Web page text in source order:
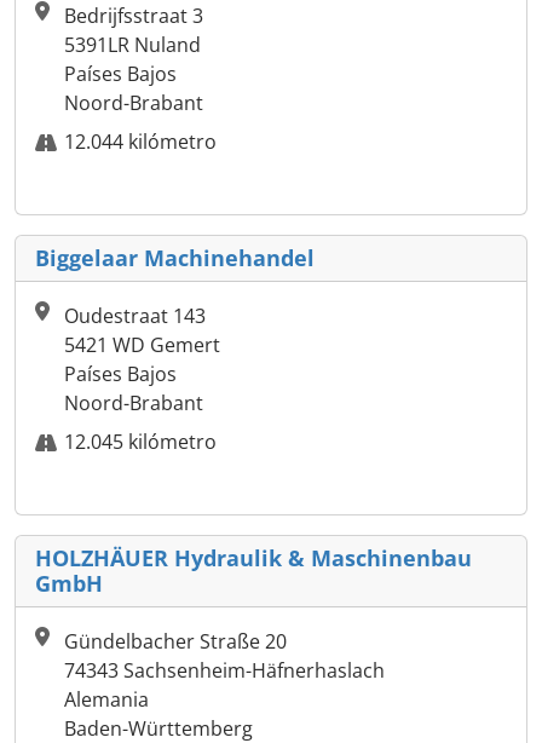
Bedrijfsstraat 3
5391LR Nuland
Países Bajos
Noord-Brabant
12.044 kilómetro
Biggelaar Machinehandel
Oudestraat 143
5421 WD Gemert
Países Bajos
Noord-Brabant
12.045 kilómetro
HOLZHÄUER Hydraulik & Maschinenbau
GmbH
Gündelbacher Straße 20
74343 Sachsenheim-Häfnerhaslach
Alemania
Baden-Württemberg